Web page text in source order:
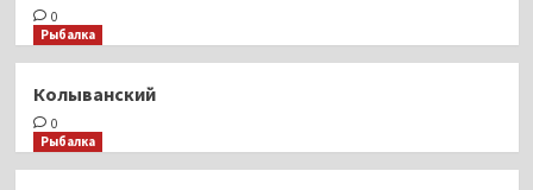
0
Рыбалка
Колыванский
0
Рыбалка